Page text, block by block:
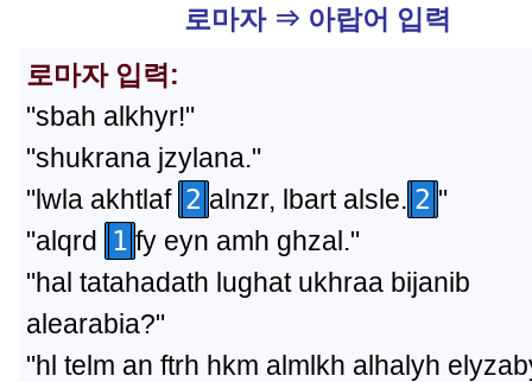
로마자 ⇒ 아랍어 입력
로마자 입력:
"sbah alkhyr!"
"shukrana jzylana."
"lwla akhtlaf 2 alnzr, lbart alsle. 2 "
"alqrd 1 fy eyn amh ghzal."
"hal tatahadath lughat ukhraa bijanib
alearabia?"
"hl telm an ftrh hkm almlkh alhalyh